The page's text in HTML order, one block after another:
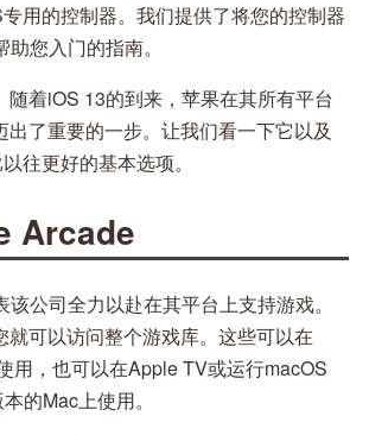
用的控制器。我们提供了将您的控制器
您入门的指南。
随着iOS 13的到来，苹果在其所有平台
出了重要的一步。让我们看一下它以及
往更好的基本选项。
Arcade
公司全力以赴在其平台上支持游戏。
就可以访问整个游戏库。这些可以在
用，也可以在Apple TV或运行macOS
的Mac上使用。